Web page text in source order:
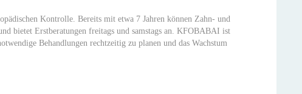
Kontrolle. Bereits mit etwa 7 Jahren können Zahn- und
bietet Erstberatungen freitags und samstags an. KFOBABAI ist
Behandlungen rechtzeitig zu planen und das Wachstum